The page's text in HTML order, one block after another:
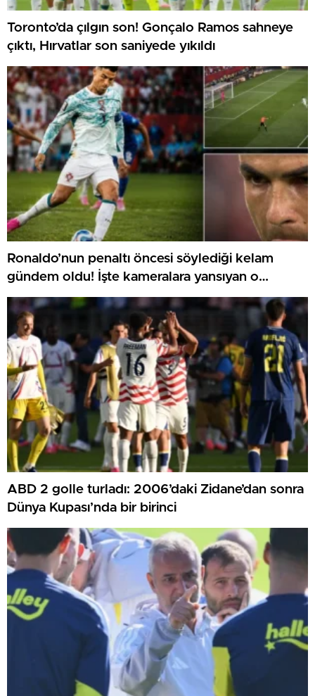
Toronto’da çılgın son! Gonçalo Ramos sahneye
çıktı, Hırvatlar son saniyede yıkıldı
Ronaldo’nun penaltı öncesi söylediği kelam
gündem oldu! İşte kameralara yansıyan o
görüntü…
ABD 2 golle turladı: 2006’daki Zidane’dan sonra
Dünya Kupası’nda bir birinci